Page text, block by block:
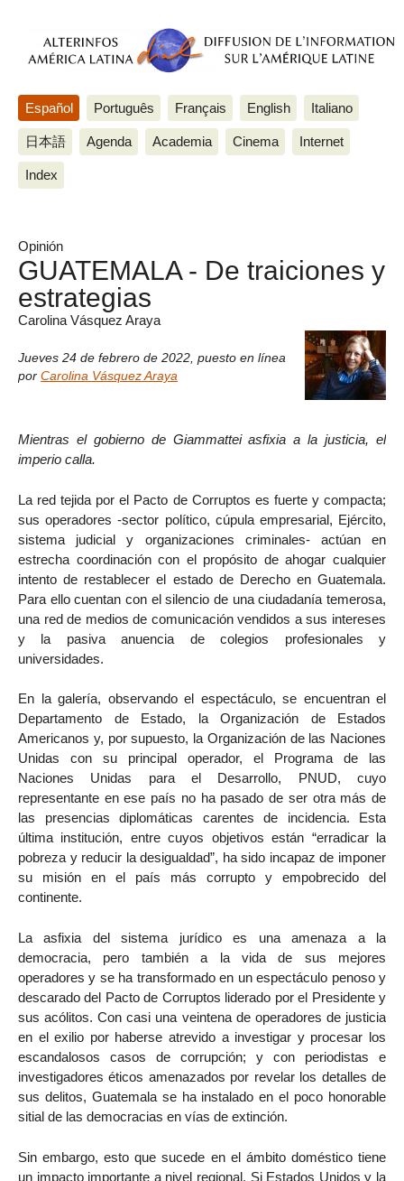
Español Português Français English Italiano
日本語 Agenda Academia Cinema Internet
Index
Opinión
GUATEMALA - De traiciones y
estrategias
Carolina Vásquez Araya
Jueves 24 de febrero de 2022 puesto en línea
por Carolina Vásquez Araya
Mientras el gobierno de Giammattei asfixia a la justicia, el
imperio calla.
La red tejida por el Pacto de Corruptos es fuerte y compacta;
sus operadores -sector político, cúpula empresarial, Ejército,
sistema judicial y organizaciones criminales- actúan en
estrecha coordinación con el propósito de ahogar cualquier
intento de restablecer el estado de Derecho en Guatemala.
Para ello cuentan con el silencio de una ciudadanía temerosa,
una red de medios de comunicación vendidos a sus intereses
y la pasiva anuencia de colegios profesionales y
universidades.
En la galería, observando el espectáculo, se encuentran el
Departamento de Estado, la Organización de Estados
Americanos y, por supuesto, la Organización de las Naciones
Unidas con su principal operador, el Programa de las
Naciones Unidas para el Desarrollo, PNUD, cuyo
representante en ese país no ha pasado de ser otra más de
las presencias diplomáticas carentes de incidencia. Esta
última institución, entre cuyos objetivos están “erradicar la
pobreza y reducir la desigualdad”, ha sido incapaz de imponer
su misión en el país más corrupto y empobrecido del
continente.
La asfixia del sistema jurídico es una amenaza a la
democracia, pero también a la vida de sus mejores
operadores y se ha transformado en un espectáculo penoso y
descarado del Pacto de Corruptos liderado por el Presidente y
sus acólitos. Con casi una veintena de operadores de justicia
en el exilio por haberse atrevido a investigar y procesar los
escandalosos casos de corrupción; y con periodistas e
investigadores éticos amenazados por revelar los detalles de
sus delitos, Guatemala se ha instalado en el poco honorable
sitial de las democracias en vías de extinción.
Sin embargo, esto que sucede en el ámbito doméstico tiene
un impacto importante a nivel regional. Si Estados Unidos y la